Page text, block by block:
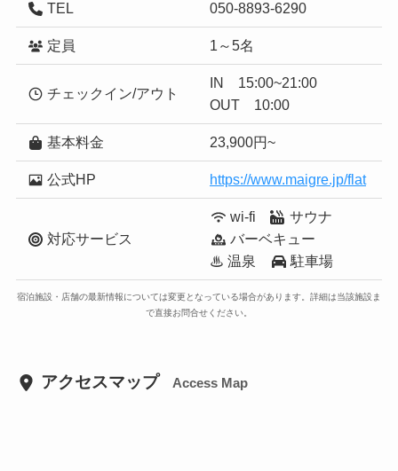
TEL 050-8893-6290
定員 1～5名
チェックイン/アウト
IN 15:00~21:00
OUT 10:00
基本料金 23,900円~
公式HP https://www.maigre.jp/flat
対応サービス
wi-fi
サウナ
バーベキュー
♨ 温泉
駐車場
宿泊施設・店舗の最新情報については変更となっている場合があります。詳細は当該施設ま
で直接お問合せください。
アクセスマップ Access Map